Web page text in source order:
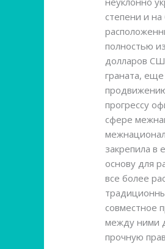
степени и
полностью
долларов
граната,
прогрессу
сфере
закрепила в
основу для
все более
совместное
между ними
прочную